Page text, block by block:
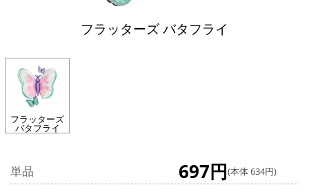
フラッターズ バタフライ
フラッターズ
バタフライ
単品 697円(本体 634円)